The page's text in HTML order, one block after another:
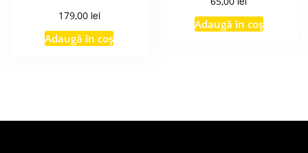
179,00 lei
Adaugă în coș
Adaugă în coș